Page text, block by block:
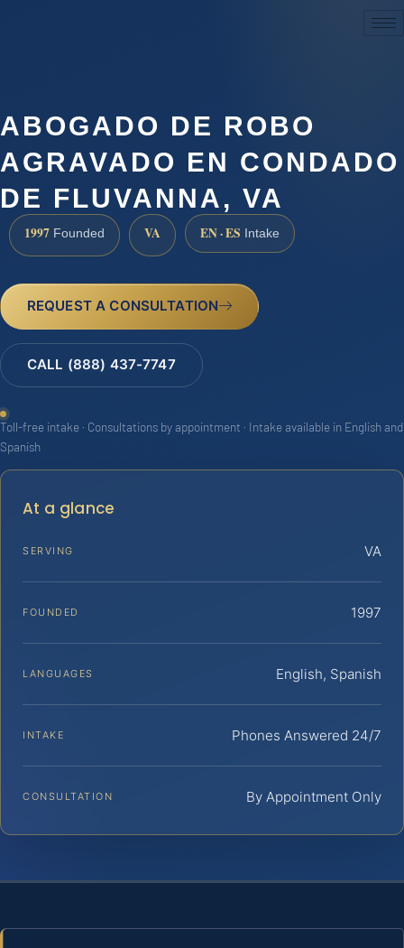
ABOGADO DE ROBO
AGRAVADO EN CONDADO
DE FLUVANNA, VA
1997 Founded VA EN · ES Intake
REQUEST A CONSULTATION
CALL (888) 437-7747
Toll-free intake · Consultations by appointment · Intake available in English and
Spanish
At a glance
SERVING VA
FOUNDED 1997
LANGUAGES English, Spanish
INTAKE Phones Answered 24/7
CONSULTATION By Appointment Only